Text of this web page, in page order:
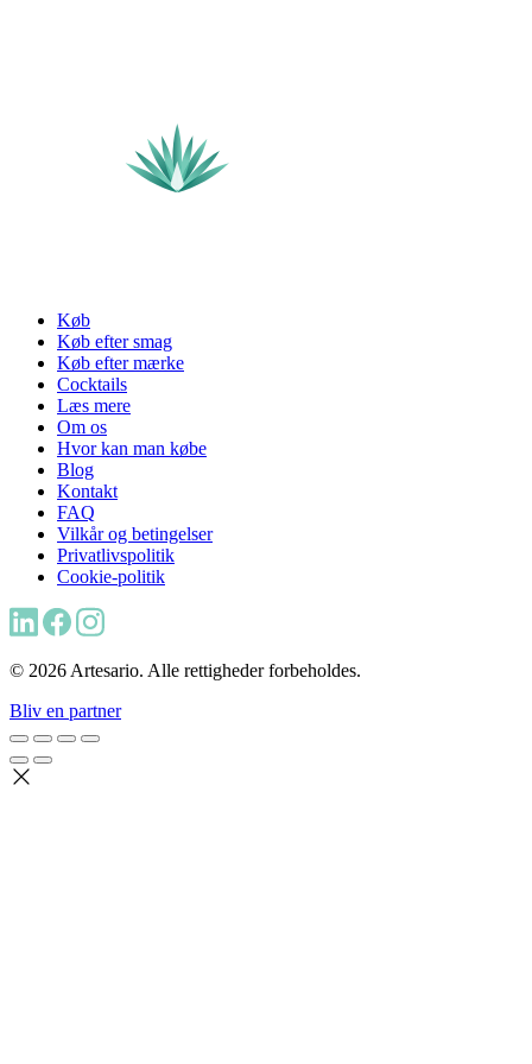
Køb
Køb efter smag
Køb efter mærke
Cocktails
Læs mere
Om os
Hvor kan man købe
Blog
Kontakt
FAQ
Vilkår og betingelser
Privatlivspolitik
Cookie-politik
© 2026 Artesario. Alle rettigheder forbeholdes.
Bliv en partner